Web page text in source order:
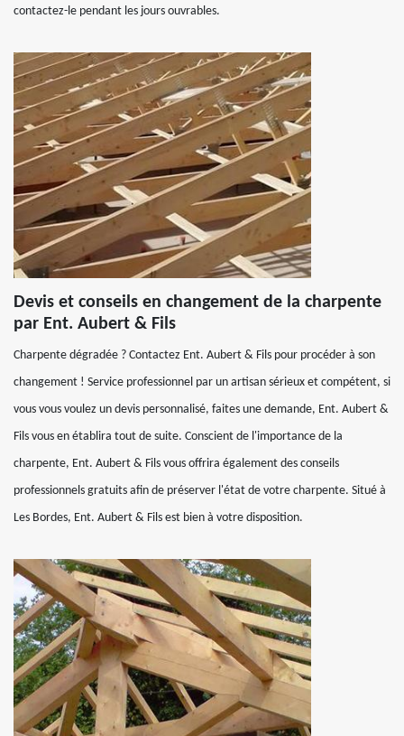
contactez-le pendant les jours ouvrables.
Devis et conseils en changement de la charpente
par Ent. Aubert & Fils
Charpente dégradée ? Contactez Ent. Aubert & Fils pour procéder à son
changement ! Service professionnel par un artisan sérieux et compétent, si
vous vous voulez un devis personnalisé, faites une demande, Ent. Aubert &
Fils vous en établira tout de suite. Conscient de l'importance de la
charpente, Ent. Aubert & Fils vous offrira également des conseils
professionnels gratuits afin de préserver l'état de votre charpente. Situé à
Les Bordes, Ent. Aubert & Fils est bien à votre disposition.